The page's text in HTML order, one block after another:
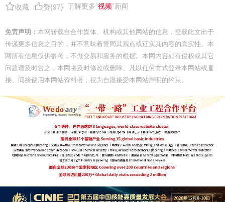
收藏
赞(97) 了解更多“视频”新闻
免责声明： 本网转载自合作媒体、机构或其他网站的信息，登载此文出于
传递更多信息之目的，并不意味着赞同其观点或证实其内容的真实性。本
网所有信息仅供参考，不做交易和服务的根据。本网内容如有侵权或其它
问题请及时告之，本网将及时修改或删除。凡以任何方式登录本网站或直
接、间接使用本网站资料者，视为自愿接受本网站声明的约束。